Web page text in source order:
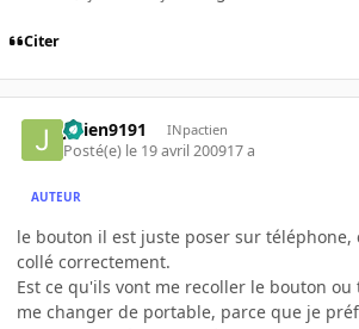
Citer
julien9191 INpactien
Posté(e) le 19 avril 200917 a
AUTEUR
le bouton il est juste poser sur téléphone,
collé correctement.
Est ce qu'ils vont me recoller le bouton
me changer de portable, parce que je